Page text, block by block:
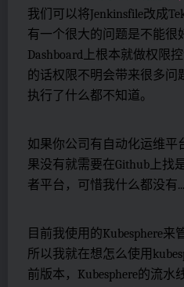
我们可以将Jenkinsfile改成
有一个很大的问题是不能很
Dashboard上根本就做权限
的话权限不明会带来很多问
执行了什么都不知道。
如果你公司有自动化运维平
果没有就需要在Github上找
者平台，可惜我什么都没有
目前我使用的Kubesphere来
所以我就在想怎么使用
前版本，Kubesphere的流水